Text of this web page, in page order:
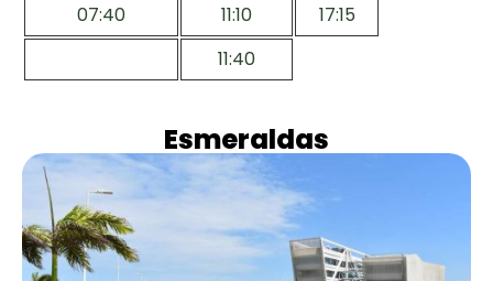
07:40
11:10
17:15
11:40
Esmeraldas